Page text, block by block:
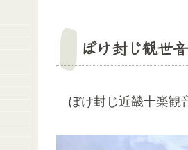
ぼけ封じ観世
ぼけ封じ近畿十楽観